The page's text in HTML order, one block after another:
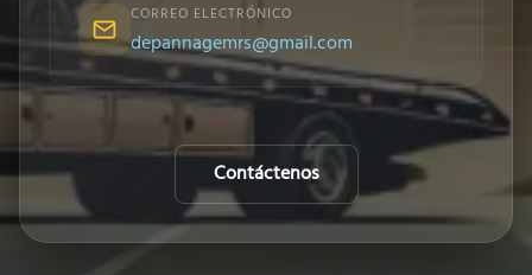
CORREO ELECTRÓNICO
depannagemrs@gmail.com
Contáctenos